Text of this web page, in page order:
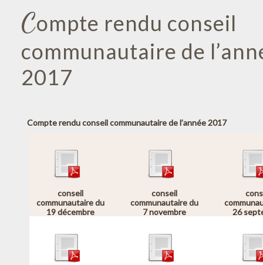
Compte rendu conseil
communautaire de
2017
Compte rendu conseil communautaire de l’année 2017
conseil
communautaire du
19 décembre
conseil
communautaire du
7 novembre
26